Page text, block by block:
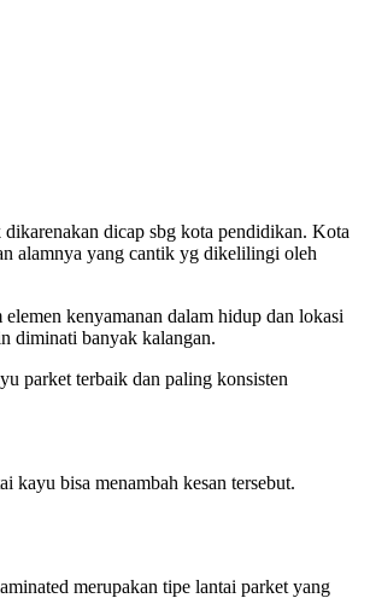
dicap sbg kota pendidikan. Kota
alamnya yang cantik yg dikelilingi oleh
kenyamanan dalam hidup dan lokasi
diminati banyak kalangan.
parket terbaik dan paling konsisten
kayu bisa menambah kesan tersebut.
merupakan tipe lantai parket yang